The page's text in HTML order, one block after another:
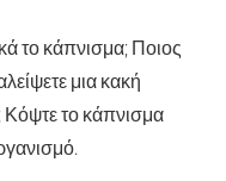
το κάπνισμα; Ποιος
μια κακή
Κόψτε το κάπνισμα